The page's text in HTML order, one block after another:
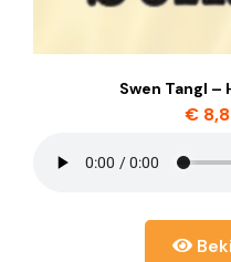
Swen Tangl –
€